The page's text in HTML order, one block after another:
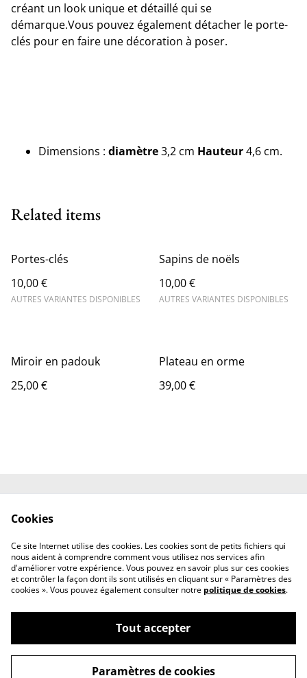
créant un look unique et détaillé qui se
démarque.Vous pouvez également détacher le porte-
clés pour en faire une décoration à poser.
Dimensions : diamètre3,2 cm Hauteur4,6 cm.
Related items
Portes-clés
10,00 €
AUTRES VARIANTES DISPONIBLES
Sapins de noëls
10,00 €
AUTRES VARIANTES DISPONIBLES
Miroir en padouk
25,00 €
Plateau en orme
39,00 €
confidentialité
Mentions légales
©2026Au bois tournant
Cookies
Ce site Internet utilise des cookies. Les cookies sont de petits fichiers qui
nous aident à comprendre comment vous utilisez nos services afin
d'améliorer votre expérience. Vous pouvez en savoir plus sur ces cookies
et contrôler la façon dont ils sont utilisés en cliquant sur « Paramètres des
cookies ». Vous pouvez également consulter notre politique de cookies.
Tout accepter
Paramètres de cookies